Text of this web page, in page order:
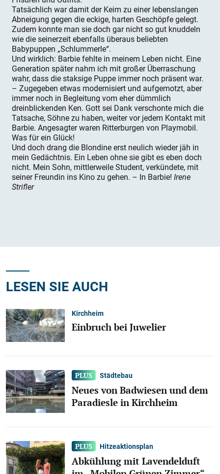
Tatsächlich war damit der Keim zu einer lebenslangen
Abneigung gegen die eckige, harten Geschöpfe gelegt.
Zudem konnte man sie doch gar nicht so gut knuddeln
wie die seinerzeit ebenfalls überaus beliebten
Babypuppen „Schlummerle“.
Und wirklich: Barbie fehlte in meinem Leben nicht. Eine
Generation später nahm ich mit großer Überraschung
wahr, dass die staksige Puppe immer noch präsent war.
– Zugegeben etwas modernisiert und aufgemotzt, aber
immer noch in Begleitung vom eher dümmlich
dreinblickenden Ken. Gott sei Dank verschonte mich die
Tatsache, Söhne zu haben, weiter vor jedem Kontakt mit
Barbie. Angesagter waren Ritterburgen von Playmobil.
Was für ein Glück!
Und doch drang die Blondine erst neulich wieder jäh in
mein Gedächtnis. Ein Leben ohne sie gibt es eben doch
nicht. Mein Sohn, mittlerweile Student, verkündete, mit
seiner Freundin ins Kino zu gehen. – In Barbie! Irene
Strifler
LESEN SIE AUCH
Kirchheim
Einbruch bei Juwelier
Städtebau
Neues von Badwiesen und dem
Paradiesle in Kirchheim
Hitzeaktionsplan
Abkühlung mit Lavendelduft